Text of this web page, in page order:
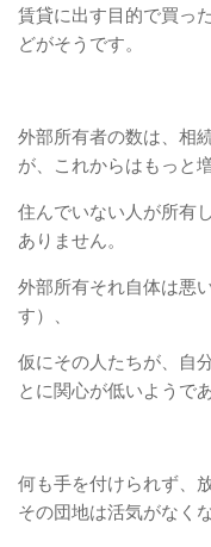
賃貸に出す目的で買っ
どがそうです。
外部所有者の数は、相
が、これからはもっと
住んでいない人が所有
ありません。
外部所有それ自体は悪
す）、
仮にその人たちが、自
とに関心が低いようで
何も手を付けられず、
その団地は活気がなく